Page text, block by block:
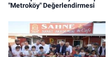
"Metroköy" Değerlendirmesi